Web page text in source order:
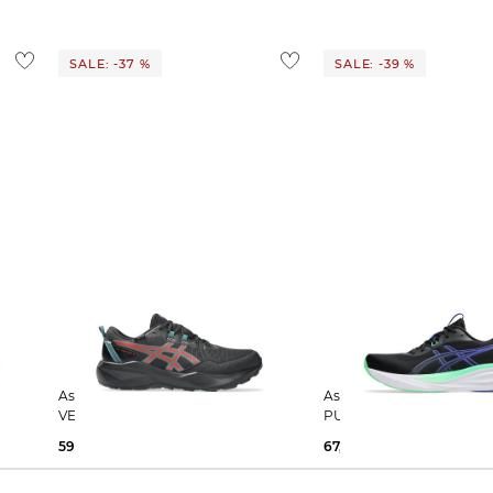
Ausland findest duhier
SALE: -37 %
Asics | Herren Laufschuhe GEL
VENTURE 11
59,95 €
SALE: -39 %
Asics | Herren Laufschuhe GEL-
PULSE 17
67,09 €